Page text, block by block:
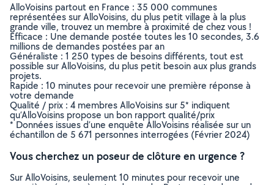
AlloVoisins partout en France : 35 000 communes
représentées sur AlloVoisins, du plus petit village à la plus
grande ville, trouvez un membre à proximité de chez vous !
Efficace : Une demande postée toutes les 10 secondes, 3.6
millions de demandes postées par an
Généraliste : 1 250 types de besoins différents, tout est
possible sur AlloVoisins, du plus petit besoin aux plus grands
projets.
Rapide : 10 minutes pour recevoir une première réponse à
votre demande
Qualité / prix : 4 membres AlloVoisins sur 5* indiquent
qu’AlloVoisins propose un bon rapport qualité/prix
* Données issues d’une enquête AlloVoisins réalisée sur un
échantillon de 5 671 personnes interrogées (Février 2024)
Vous cherchez un poseur de clôture en urgence ?
Sur AlloVoisins, seulement 10 minutes pour recevoir une